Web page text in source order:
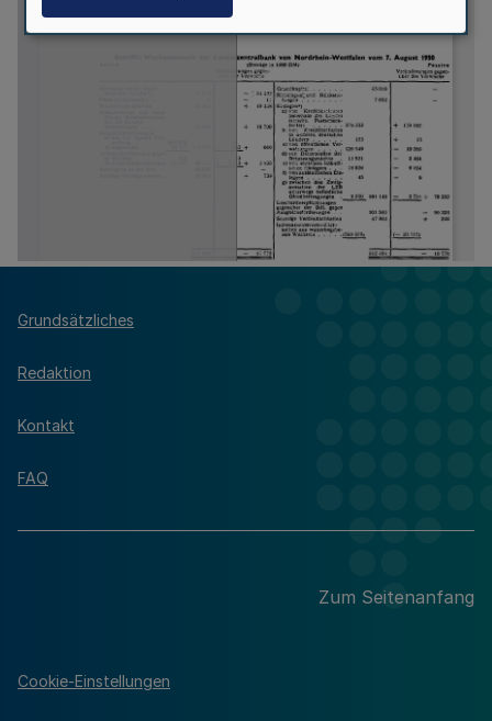
Grundsätzliches
Redaktion
Kontakt
FAQ
Zum Seitenanfang
Cookie-Einstellungen